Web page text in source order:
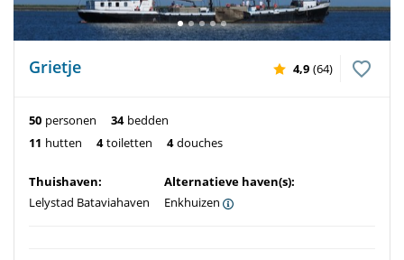
Grietje 4,9 (64)
50 personen 34 bedden
11 hutten 4 toiletten 4 douches
Thuishaven:
Lelystad Bataviahaven
Alternatieve haven(s):
Enkhuizen